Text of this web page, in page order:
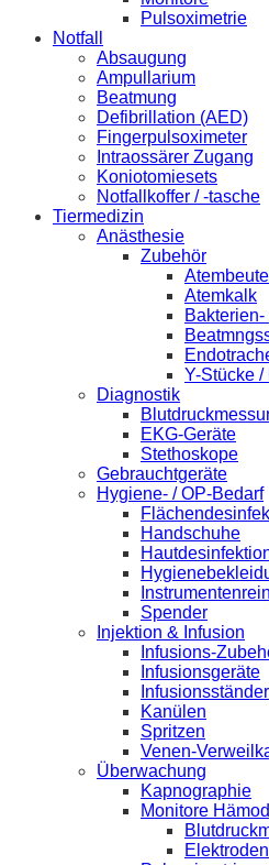
Pulsoximetrie
Notfall
Absaugung
Ampullarium
Beatmung
Defibrillation (AED)
Fingerpulsoximeter
Intraossärer Zugang
Koniotomiesets
Notfallkoffer / -tasche
Tiermedizin
Anästhesie
Zubehör
Atembeutel
Atemkalk
Y-Stücke /
Diagnostik
EKG-Geräte
Stethoskope
Gebrauchtgeräte
Hygiene- / OP-Bedarf
Handschuhe
Spender
Injektion & Infusion
Infusions-
Infusionsgeräte
Infusionsständer
Kanülen
Spritzen
Venen-
Überwachung
Kapnographie
Monitore
Elektroden